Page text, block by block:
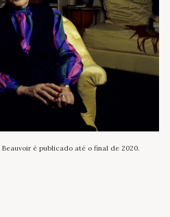
é publicado até o final de 2020.